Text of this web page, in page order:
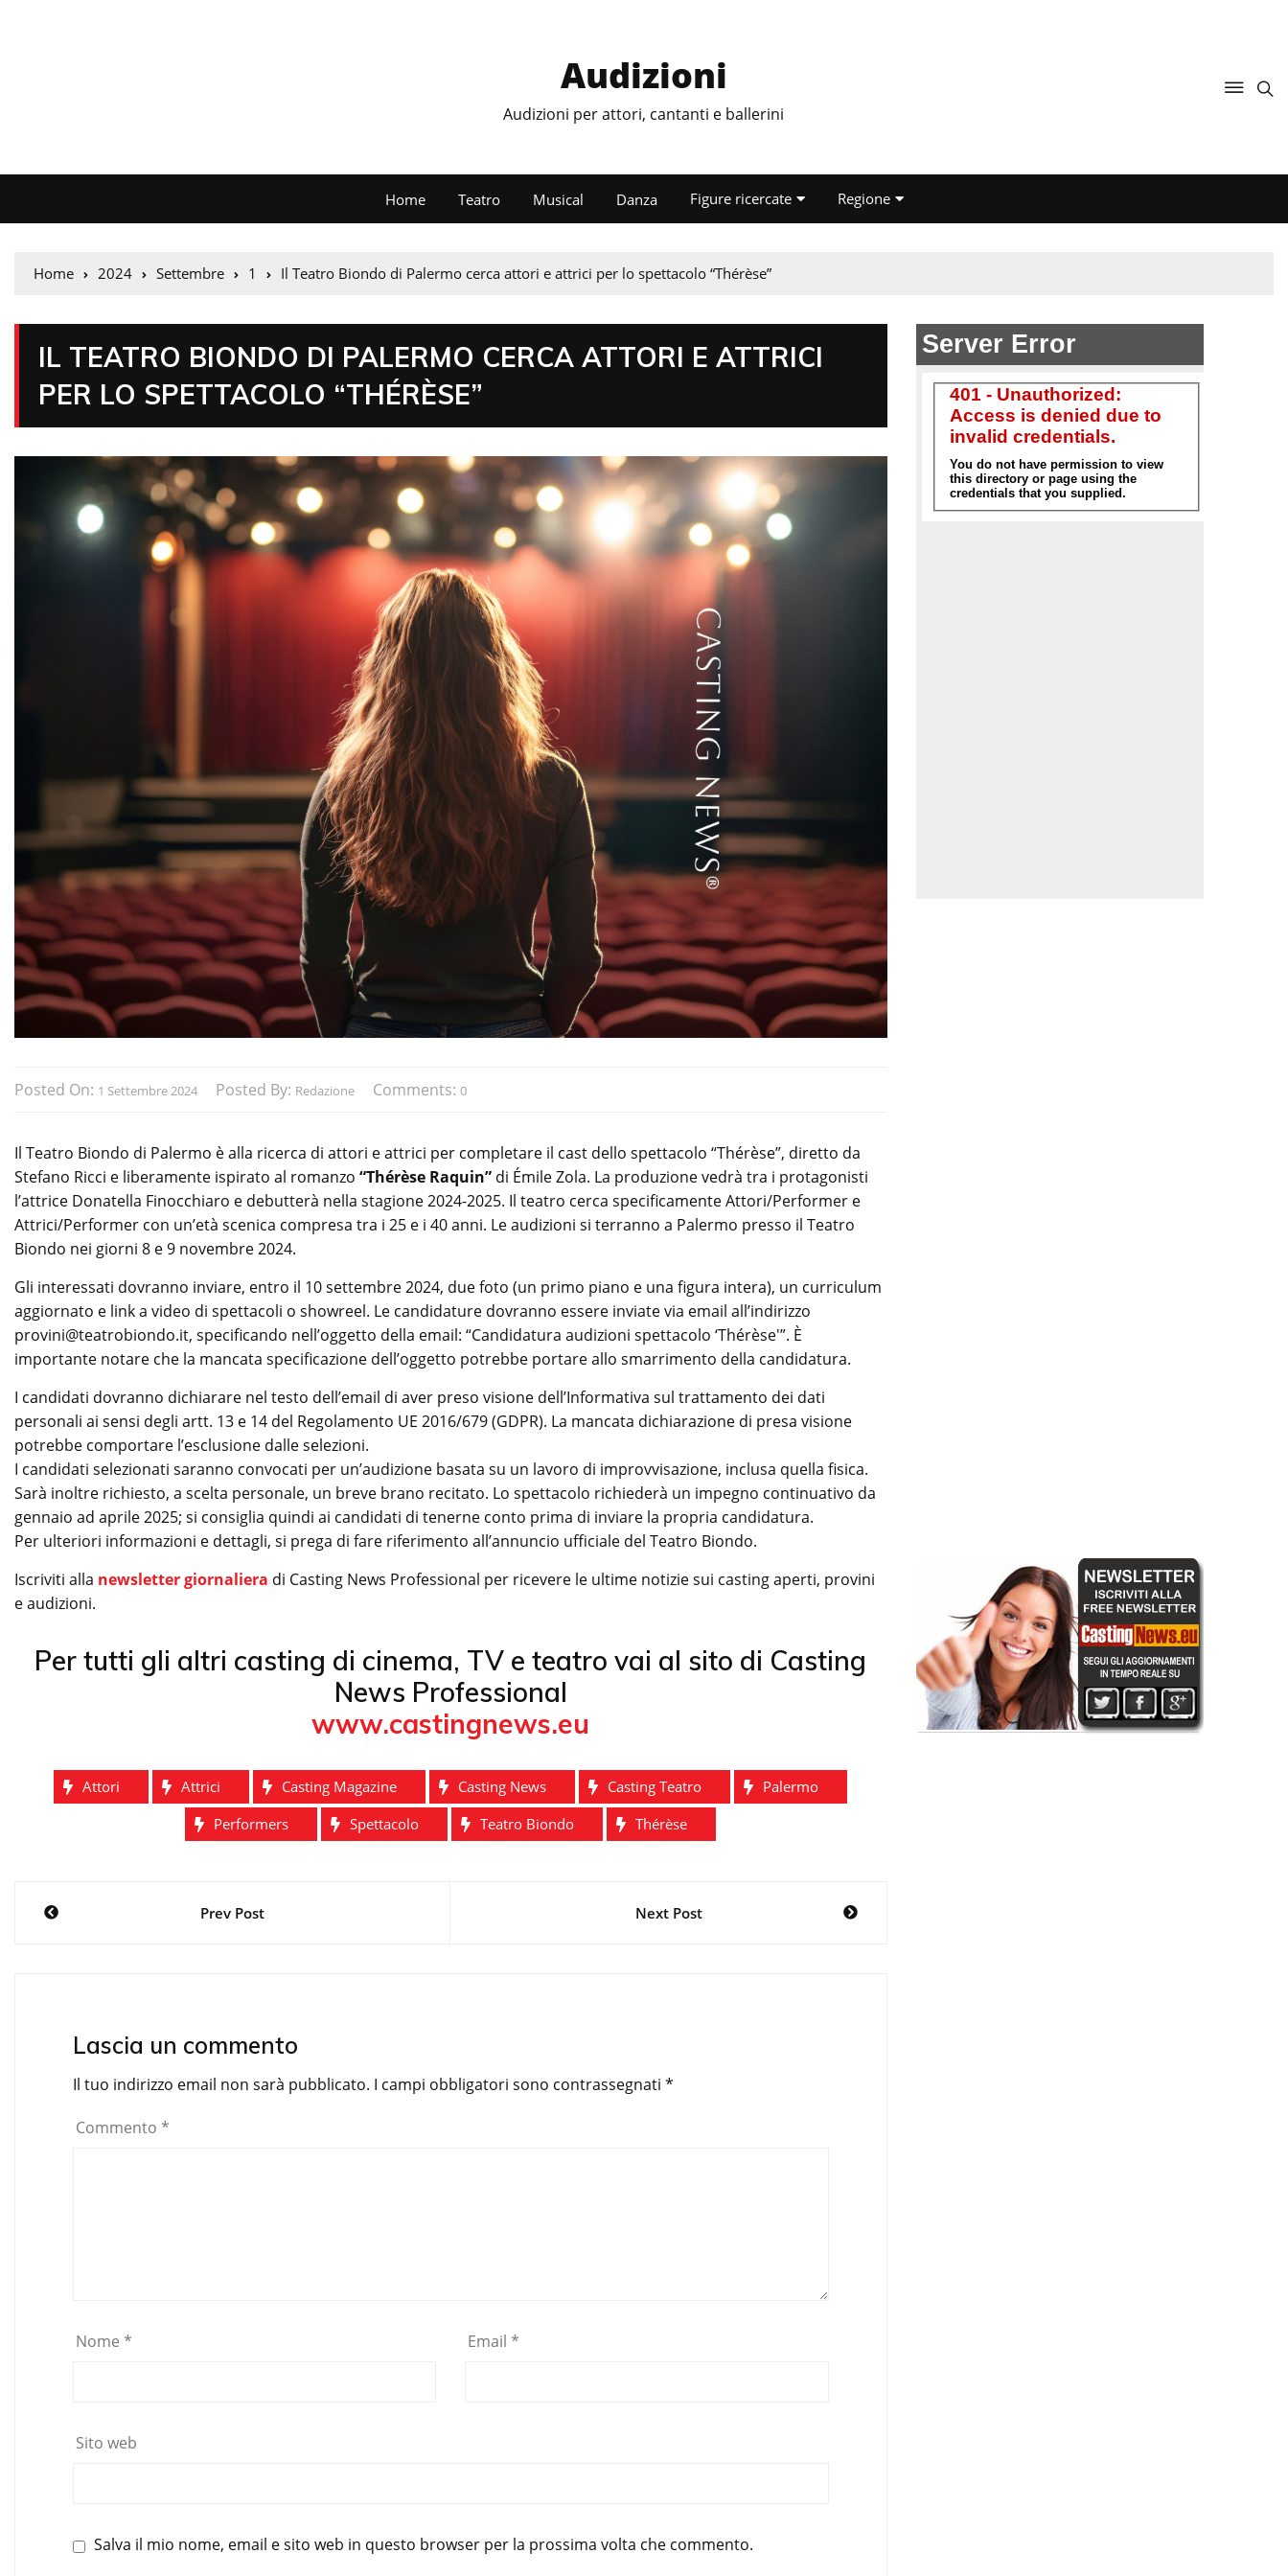
Audizioni
Audizioni per attori, cantanti e ballerini
Home Teatro Musical Danza Figure ricercate Regione
Home 2024 Settembre 1 Il Teatro Biondo di Palermo cerca attori e attrici per lo spettacolo “Thérèse”
IL TEATRO BIONDO DI PALERMO CERCA ATTORI E ATTRICI
PER LO SPETTACOLO “THÉRÈSE”
Posted On: 1 Settembre 2024 Posted By: Redazione Comments: 0
Il Teatro Biondo di Palermo è alla ricerca di attori e attrici per completare il cast dello spettacolo “Thérèse”, diretto da
Stefano Ricci e liberamente ispirato al romanzo “Thérèse Raquin” di Émile Zola. La produzione vedrà tra i protagonisti
l’attrice Donatella Finocchiaro e debutterà nella stagione 2024-2025. Il teatro cerca specificamente Attori/Performer e
Attrici/Performer con un’età scenica compresa tra i 25 e i 40 anni. Le audizioni si terranno a Palermo presso il Teatro
Biondo nei giorni 8 e 9 novembre 2024.
Gli interessati dovranno inviare, entro il 10 settembre 2024, due foto (un primo piano e una figura intera), un curriculum
aggiornato e link a video di spettacoli o showreel. Le candidature dovranno essere inviate via email all’indirizzo
provini@teatrobiondo.it, specificando nell’oggetto della email: “Candidatura audizioni spettacolo ‘Thérèse'”. È
importante notare che la mancata specificazione dell’oggetto potrebbe portare allo smarrimento della candidatura.
I candidati dovranno dichiarare nel testo dell’email di aver preso visione dell’Informativa sul trattamento dei dati
personali ai sensi degli artt. 13 e 14 del Regolamento UE 2016/679 (GDPR). La mancata dichiarazione di presa visione
potrebbe comportare l’esclusione dalle selezioni.
I candidati selezionati saranno convocati per un’audizione basata su un lavoro di improvvisazione, inclusa quella fisica.
Sarà inoltre richiesto, a scelta personale, un breve brano recitato. Lo spettacolo richiederà un impegno continuativo da
gennaio ad aprile 2025; si consiglia quindi ai candidati di tenerne conto prima di inviare la propria candidatura.
Per ulteriori informazioni e dettagli, si prega di fare riferimento all’annuncio ufficiale del Teatro Biondo.
Iscriviti alla newsletter giornaliera di Casting News Professional per ricevere le ultime notizie sui casting aperti, provini
e audizioni.
Per tutti gli altri casting di cinema, TV e teatro vai al sito di Casting
News Professional
www.castingnews.eu
Attori Attrici Casting Magazine Casting News Casting Teatro
Palermo
Performers
Spettacolo Teatro Biondo Thérèse
NavigazionePrev Post Next Post
Lascia un commento
Il tuo indirizzo email non sarà pubblicato. I campi obbligatori sono contrassegnati *
Commento *
Nome * Email *
Sito web
Salva il mio nome, email e sito web in questo browser per la prossima volta che commento.